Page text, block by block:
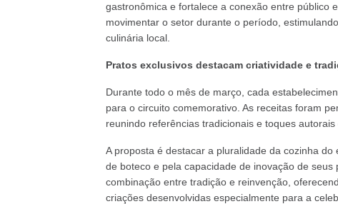
gastronômica e fortalece a conexão entre público
movimentar o setor durante o período,
culinária local.
Pratos exclusivos destacam criatividade e
Durante todo o mês de março, cada
para o circuito comemorativo. As receitas foram
reunindo referências tradicionais e toques
A proposta é destacar a pluralidade da cozinha
de boteco e pela capacidade de inovação de
combinação entre tradição e reinvenção,
criações desenvolvidas especialmente para a